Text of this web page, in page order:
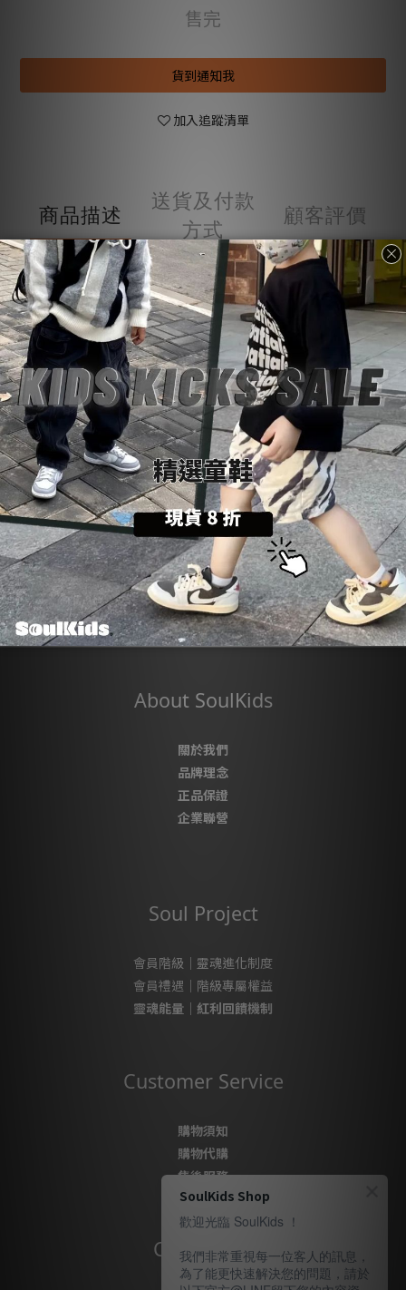
售完
貨到通知我
加入追蹤清單
商品描述
送貨及付款
方式
顧客評價
商品描述
💡 購物前請詳閱：【SoulKids購物須知與條約】
💬 商品諮詢與建議：【聯繫官方@LINE客服】
About SoulKids
關於我們
品牌理念
正品保證
企業聯營
Soul Project
會員階級｜靈魂進化制度
會員禮遇｜階級專屬權益
靈魂能量｜紅利回饋機制
Customer Service
購物須知
購物代購
售後服務
隱私政策
Contact Us
SoulKids Shop
歡迎光臨 SoulKids ！
我們非常重視每一位客人的訊息，
為了能更快速解決您的問題，請於